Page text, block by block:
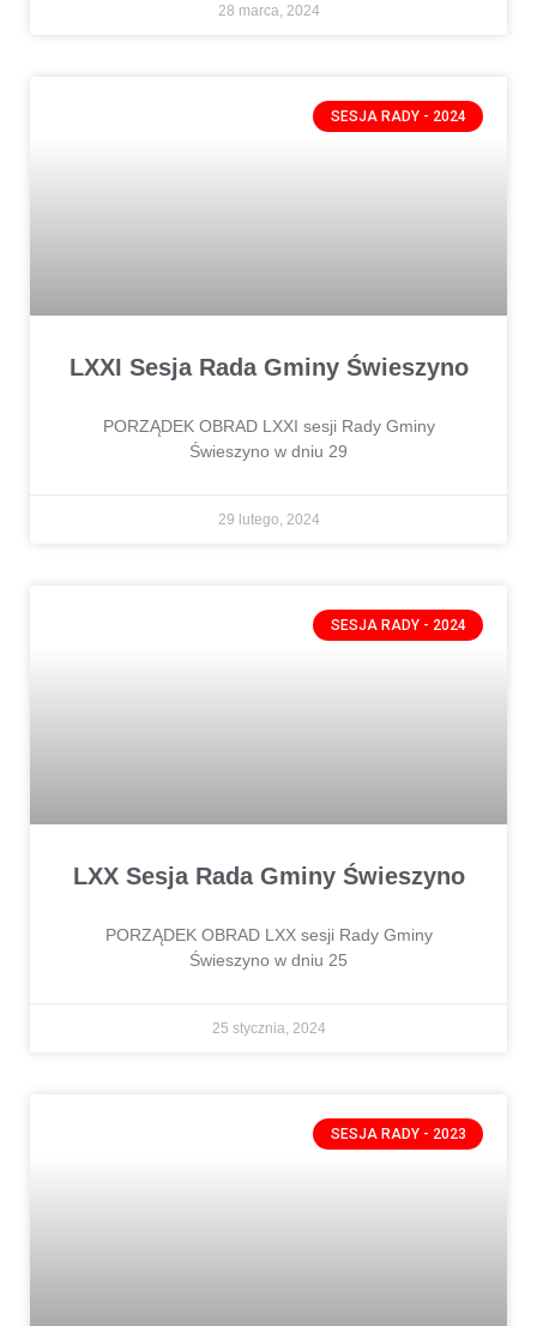
28 marca, 2024
SESJA RADY - 2024
LXXI Sesja Rada Gminy Świeszyno
PORZĄDEK OBRAD LXXI sesji Rady Gminy
Świeszyno w dniu 29
29 lutego, 2024
SESJA RADY - 2024
LXX Sesja Rada Gminy Świeszyno
PORZĄDEK OBRAD LXX sesji Rady Gminy
Świeszyno w dniu 25
25 stycznia, 2024
SESJA RADY - 2023